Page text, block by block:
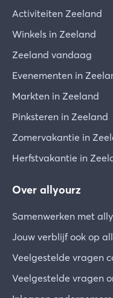
Activiteiten Zeeland
Winkels in Zeeland
Zeeland vandaag
Evenementen in
Markten in Zeeland
Pinksteren in Zeeland
Zomervakantie in
Herfstvakantie in
Over allyourz
Samenwerken met
Jouw verblijf ook op
Veelgestelde vragen
Veelgestelde vragen